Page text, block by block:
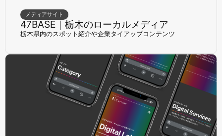
メディアサイト
47BASE｜栃木のローカルメディア
栃木県内のスポット紹介や企業タイアップコンテンツ